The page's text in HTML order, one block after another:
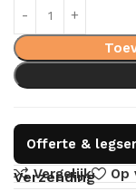
Offerte &
Vergelijk
Op
Verzending